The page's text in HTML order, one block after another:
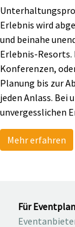
Erlebnis wird
und beinahe
Erlebnis-
Konferenzen,
Planung bis zur
jeden Anlass. Bei
unvergesslichen
Mehr erfahren
Für